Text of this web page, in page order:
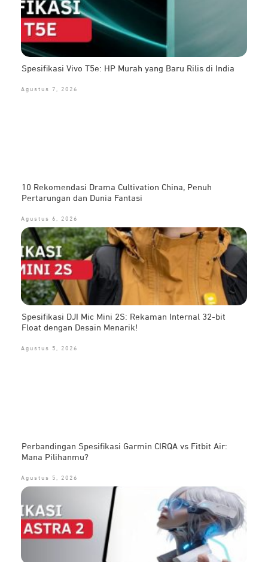
Spesifikasi Vivo T5e: HP Murah yang Baru Rilis di India
Agustus 7, 2026
10 Rekomendasi Drama Cultivation China, Penuh
Pertarungan dan Dunia Fantasi
Agustus 6, 2026
Spesifikasi DJI Mic Mini 2S: Rekaman Internal 32-bit
Float dengan Desain Menarik!
Agustus 5, 2026
Perbandingan Spesifikasi Garmin CIRQA vs Fitbit Air:
Mana Pilihanmu?
Agustus 5, 2026